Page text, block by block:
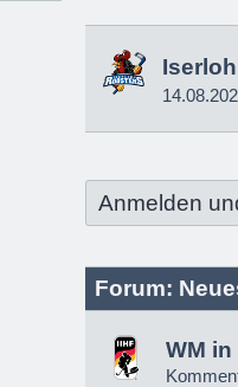
Anmelden
Forum:
WM